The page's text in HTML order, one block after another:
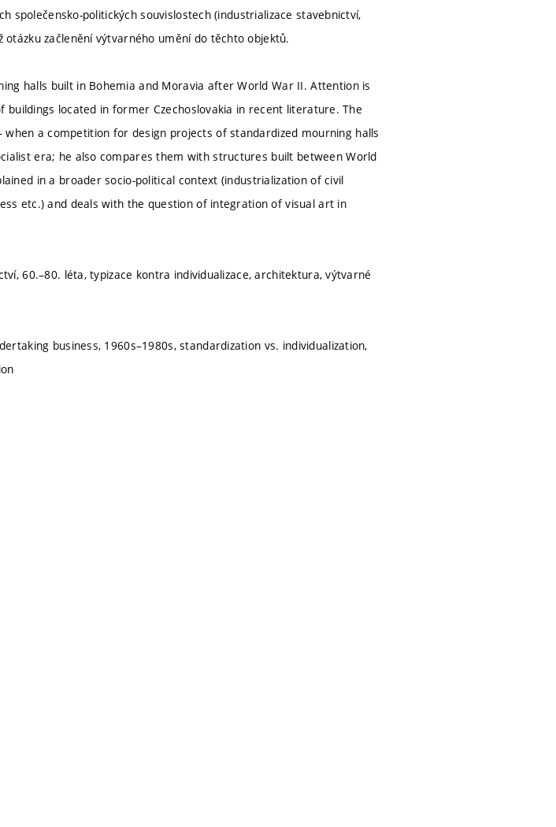
společensko-politických souvislostech (industrializace stavebnictví,
začlenění výtvarného umění do těchto objektů.
halls built in Bohemia and Moravia after World War II. Attention is
located in former Czechoslovakia in recent literature. The
a competition for design projects of standardized mourning halls
era; he also compares them with structures built between World
in a broader socio-political context (industrialization of civil
etc.) and deals with the question of integration of visual art in
60.–80. léta, typizace kontra individualizace, architektura, výtvarné
business, 1960s–1980s, standardization vs. individualization,